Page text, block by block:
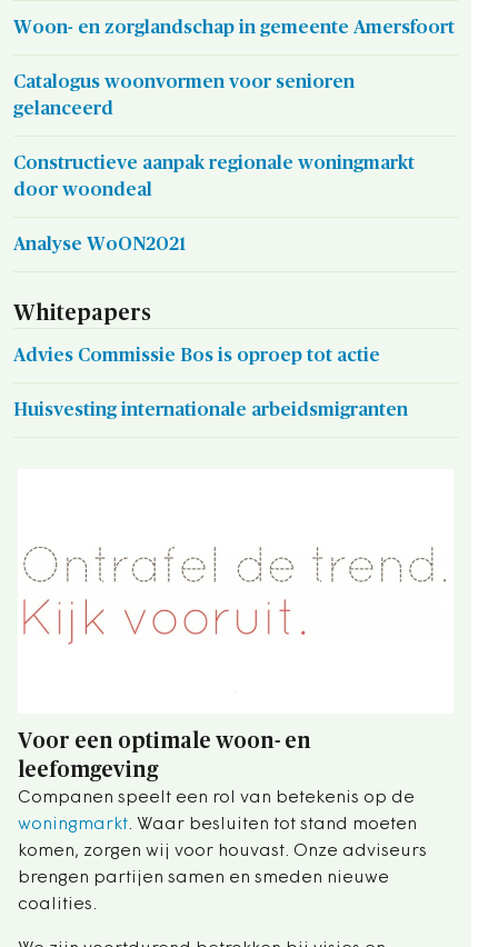
Woon- en zorglandschap in gemeente Amersfoort
Catalogus woonvormen voor senioren
gelanceerd
Constructieve aanpak regionale woningmarkt
door woondeal
Analyse WoON2021
Whitepapers
Advies Commissie Bos is oproep tot actie
Huisvesting internationale arbeidsmigranten
Voor een optimale woon- en
leefomgeving
Companen speelt een rol van betekenis op de
woningmarkt. Waar besluiten tot stand moeten
komen, zorgen wij voor houvast. Onze adviseurs
brengen partijen samen en smeden nieuwe
coalities.